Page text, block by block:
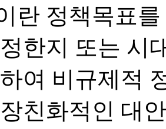
란 정책목표
한지 또는 시
여 비규제적
친화적인 대